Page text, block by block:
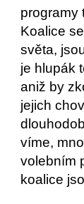
programy
Koalice
světa,
je hlupák
aniž by
jejich
víme,
volebním
koalice